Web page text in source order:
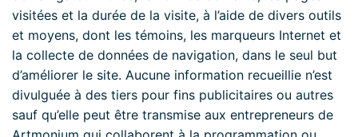
visitées et la durée de la visite, à l’aide de divers outils
et moyens, dont les témoins, les marqueurs Internet et
la collecte de données de navigation, dans le seul but
d’améliorer le site. Aucune information recueillie n’est
divulguée à des tiers pour fins publicitaires ou autres
sauf qu’elle peut être transmise aux entrepreneurs de